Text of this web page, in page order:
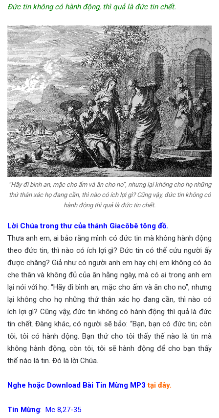
Đức tin không có hành động, thì quả là đức tin chết.
“Hãy đi bình an, mặc cho ấm và ăn cho no”, nhưng lại không cho họ những
thứ thân xác họ đang cần, thì nào có ích lợi gì? Cũng vậy, đức tin không có
hành động thì quả là đức tin chết.
Lời Chúa trong thư của thánh Giacôbê tông đồ.
Thưa anh em, ai bảo rằng mình có đức tin mà không hành động
theo đức tin, thì nào có ích lợi gì? Đức tin có thể cứu người ấy
được chăng? Giả như có người anh em hay chị em không có áo
che thân và không đủ của ăn hằng ngày, mà có ai trong anh em
lại nói với họ: “Hãy đi bình an, mặc cho ấm và ăn cho no”, nhưng
lại không cho họ những thứ thân xác họ đang cần, thì nào có
ích lợi gì? Cũng vậy, đức tin không có hành động thì quả là đức
tin chết. Đàng khác, có người sẽ bảo: “Bạn, bạn có đức tin; còn
tôi, tôi có hành động. Bạn thử cho tôi thấy thế nào là tin mà
không hành động, còn tôi, tôi sẽ hành động để cho bạn thấy
thế nào là tin. Đó là lời Chúa.
Nghe hoặc Download Bài Tin Mừng MP3 tại đây.
Tin Mừng: Mc 8,27-35